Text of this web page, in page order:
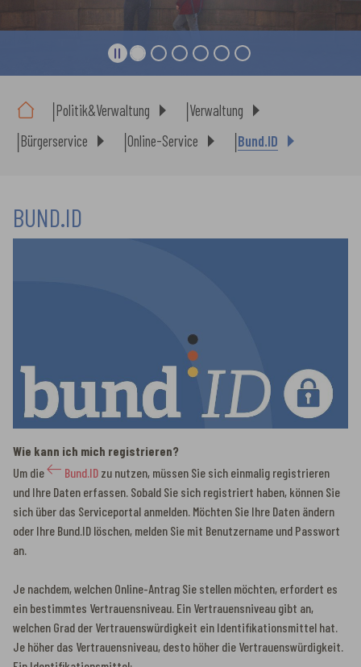
Politik&Verwaltung
Verwaltung
Bürgerservice
Online-Service Bund.ID
BUND.ID
Wie kann ich mich registrieren?
Um die
Bund.ID zu nutzen, müssen Sie sich einmalig registrieren
und Ihre Daten erfassen. Sobald Sie sich registriert haben, können Sie
sich über das Serviceportal anmelden. Möchten Sie Ihre Daten ändern
oder Ihre Bund.ID löschen, melden Sie mit Benutzername und Passwort
an.
Je nachdem, welchen Online-Antrag Sie stellen möchten, erfordert es
ein bestimmtes Vertrauensniveau. Ein Vertrauensniveau gibt an,
welchen Grad der Vertrauenswürdigkeit ein Identifikationsmittel hat.
Je höher das Vertrauensniveau, desto höher die Vertrauenswürdigkeit.